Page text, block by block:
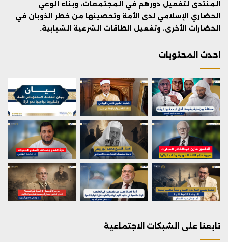
المنتدى لتفعيل دورهم في المجتمعات، وبناء الوعي
الحضاري الإسلامي لدى الأمة وتحصينها من خطر الذوبان في
الحضارات الأخرى، وتفعيل الطاقات الشرعية الشبابية.
احدث المحتويات
تابعنا على الشبكات الاجتماعية